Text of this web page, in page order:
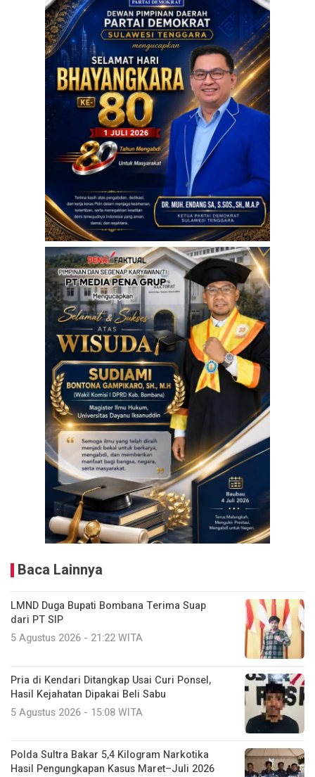
Baca Lainnya
LMND Duga Bupati Bombana Terima Suap
dari PT SIP
5 Agustus 2026 - 21:22 WITA
Pria di Kendari Ditangkap Usai Curi Ponsel,
Hasil Kejahatan Dipakai Beli Sabu
5 Agustus 2026 - 15:08 WITA
Polda Sultra Bakar 5,4 Kilogram Narkotika
Hasil Pengungkapan Kasus Maret–Juli 2026